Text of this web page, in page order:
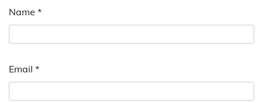
Name *
Email *